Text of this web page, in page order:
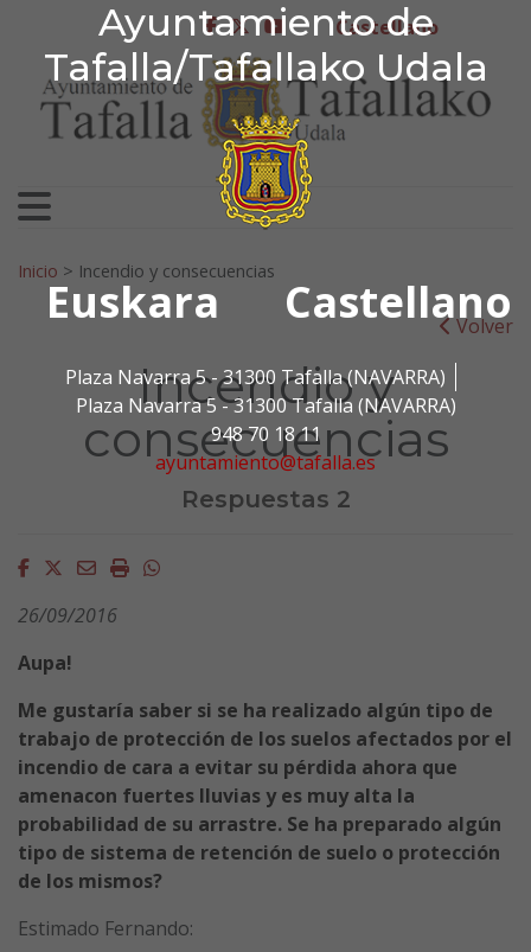
Ayuntamiento de
Tafalla/Tafallako Udala
Euskara Castellano
Plaza Navarra 5 - 31300 Tafalla (NAVARRA)
Plaza Navarra 5 - 31300 Tafalla (NAVARRA)
948 70 18 11
ayuntamiento@tafalla.es
Ir al contenido
Ayuntamiento de
facebook
twitter
youtubeCastellano
Search for:
Inicio > Incendio y consecuencias
Volver
Incendio y
consecuencias
Respuestas 2
Facebook
Twitter
EmailImprimirWhatsapp
26/09/2016
Aupa!
Me gustaría saber si se ha realizado algún tipo de
trabajo de protección de los suelos afectados por el
incendio de cara a evitar su pérdida ahora que
amenacon fuertes lluvias y es muy alta la
probabilidad de su arrastre. Se ha preparado algún
tipo de sistema de retención de suelo o protección
de los mismos?
Estimado Fernando: